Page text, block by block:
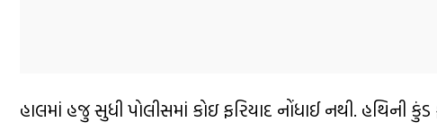
હાલમાં હજુ સુધી પોલીસમાં કોઇ ફરિયાદ નોંધાઈ નથી. હથિની